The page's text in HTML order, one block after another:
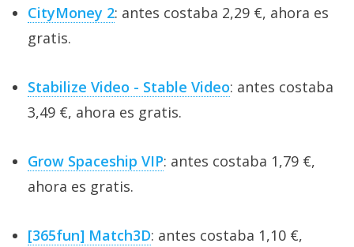
CityMoney 2: antes costaba 2,29 €, ahora es
gratis.
Stabilize Video - Stable Video: antes costaba
3,49 €, ahora es gratis.
Grow Spaceship VIP: antes costaba 1,79 €,
ahora es gratis.
[365fun] Match3D: antes costaba 1,10 €,